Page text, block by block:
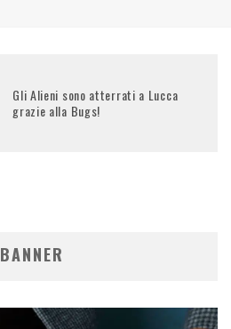
Gli Alieni sono atterrati a Lucca
grazie alla Bugs!
BANNER